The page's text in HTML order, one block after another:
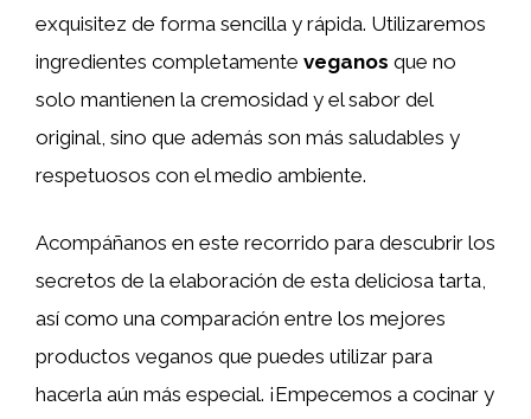
exquisitez de forma sencilla y rápida. Utilizaremos
ingredientes completamente veganos que no
solo mantienen la cremosidad y el sabor del
original, sino que además son más saludables y
respetuosos con el medio ambiente.
Acompáñanos en este recorrido para descubrir los
secretos de la elaboración de esta deliciosa tarta,
así como una comparación entre los mejores
productos veganos que puedes utilizar para
hacerla aún más especial. ¡Empecemos a cocinar y